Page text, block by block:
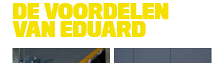
DE VOORDELEN
VAN EDUARD